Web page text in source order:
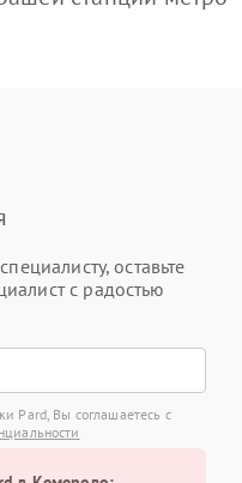
оставьте
с радостью
Pard, Вы соглашаетесь с